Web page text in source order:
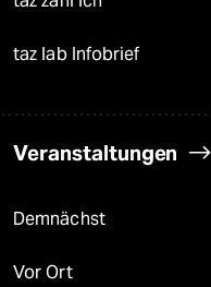
taz lab Infobrief
Veranstaltungen
Demnächst
Vor Ort